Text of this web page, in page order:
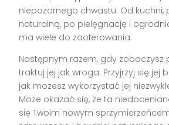
niepozornego chwastu. Od kuchni,
naturalną, po pielęgnację i
ma wiele do zaoferowania.
Następnym razem, gdy zobaczysz
traktuj jej jak wroga. Przyjrzyj się jej
jak możesz wykorzystać jej
Może okazać się, że ta
się Twoim nowym